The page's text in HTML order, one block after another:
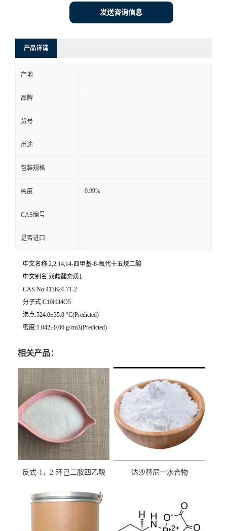
发送咨询信息
产品详请
产地
品牌
货号
用途
包装规格
纯度 0.99%
CAS编号
是否进口
中文名称:2,2,14,14-四甲基-8-氧代十五烷二酸
中文别名:双歧酸杂质1
CAS No:413624-71-2
分子式:C19H34O5
沸点:524.0±35.0 °C(Predicted)
密度:1.042±0.06 g/cm3(Predicted)
相关产品：
反式-1，2-环己二胺四乙酸
达沙替尼一水合物